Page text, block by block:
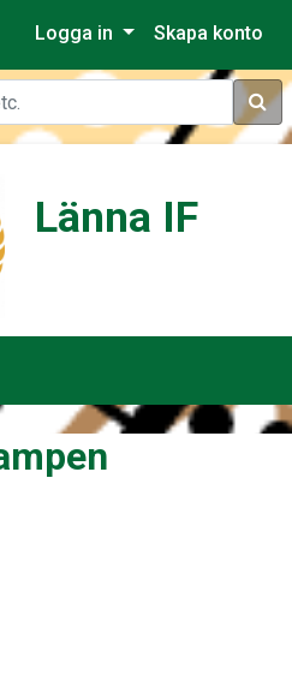
Logga in Skapa konto
Sök
Länna IF